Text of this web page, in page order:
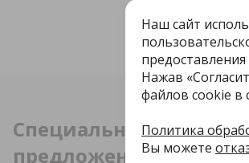
Специальные
предложения
Наш сайт
Нажав
файлов cookie в
Политика
Вы можете